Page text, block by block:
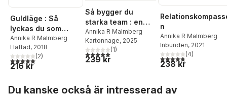
Guldläge : Så
lyckas du som
säljare
Annika R Malmberg
Häftad, 2018
5,0utav 5 stjärnor. Totalt antal röster:
(2)
216 kr
Så bygger du
starka team : en
handbok
Annika R Malmberg
Kartonnage, 2025
5,0utav 5 stjärnor. Totalt antal röster:
(1)
239 kr
n
Annika R Malmberg
Inbunden, 2021
4,8utav 5 stjärnor.
(4)
238 kr
Du kanske också är intresserad av